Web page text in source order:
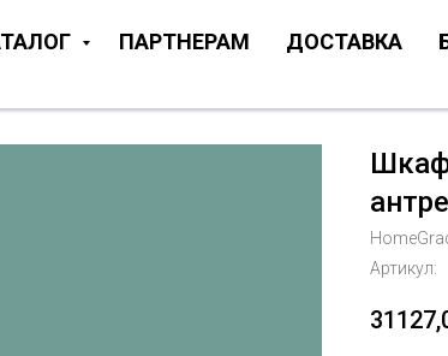
ПАРТНЕРАМ ДОСТАВКА
Артикул: